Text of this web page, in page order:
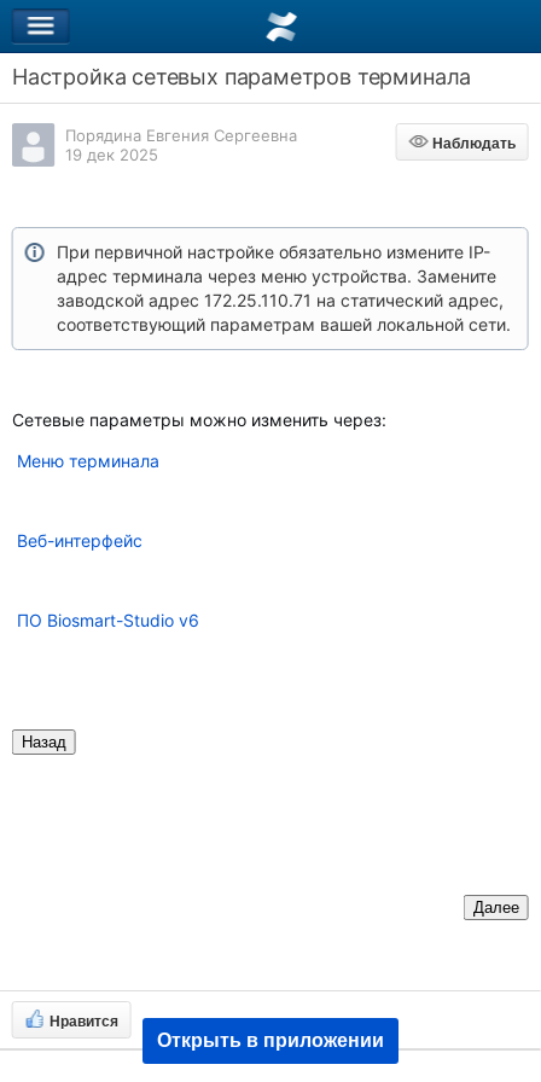
Настройка сетевых параметров терминала
Порядина Евгения Сергеевна
19 дек 2025
Наблюдать
Наблюдать
При первичной настройке обязательно измените IP-
адрес терминала через меню устройства. Замените
заводской адрес 172.25.110.71 на статический адрес,
соответствующий параметрам вашей локальной сети.
Сетевые параметры можно изменить через:
Меню терминала
Веб-интерфейс
ПО Biosmart-Studio v6
Назад
Далее
Нравится
Открыть в приложении